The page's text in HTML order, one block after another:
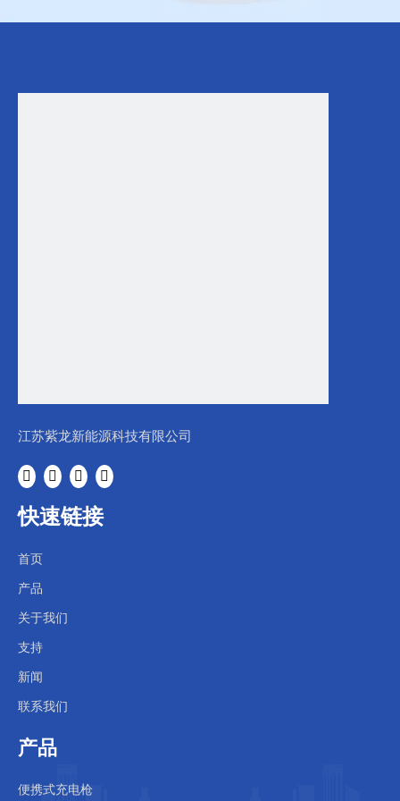
江苏紫龙新能源科技有限公司
快速链接
首页
产品
关于我们
支持
新闻
联系我们
产品
便携式充电枪